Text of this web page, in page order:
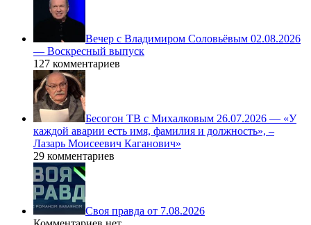
Вечер с Владимиром Соловьёвым 02.08.2026
— Воскресный выпуск
127 комментариев
Бесогон ТВ с Михалковым 26.07.2026 — «У
каждой аварии есть имя, фамилия и должность», –
Лазарь Моисеевич Каганович»
29 комментариев
Своя правда от 7.08.2026